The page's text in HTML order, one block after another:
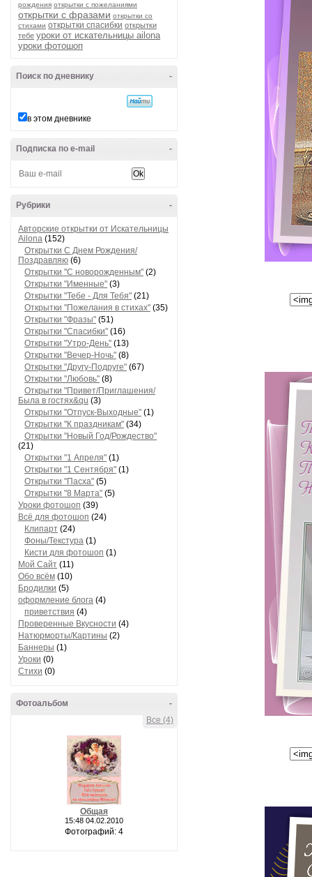
рождения открытки с пожеланиями
открытки с фразами открытки со
стихами открытки спасибки открытки
тебе уроки от искательницы ailona
уроки фотошоп
-
Поиск по дневнику
в этом дневнике
-
Подписка по e-mail
-
Рубрики
Авторские открытки от Искательницы
Ailona (152)
Открытки С Днем Рождения/
Поздравляю (6)
Открытки "С новорожденным" (2)
Открытки "Именные" (3)
Открытки "Тебе - Для Тебя" (21)
Открытки "Пожелания в стихах" (35)
Открытки "Фразы" (51)
Открытки "Спасибки" (16)
Открытки "Утро-День" (13)
Открытки "Вечер-Ночь" (8)
Открытки "Другу-Подруге" (67)
Открытки "Любовь" (8)
Открытки "Привет/Приглашения/
Была в гостях&qu (3)
Открытки "Отпуск-Выходные" (1)
Открытки "К праздникам" (34)
Открытки "Новый Год/Рождество"
(21)
Открытки "1 Апреля" (1)
Открытки "1 Сентября" (1)
Открытки "Пасха" (5)
Открытки "8 Марта" (5)
Уроки фотошоп (39)
Всё для фотошоп (24)
Клипарт (24)
Фоны/Текстура (1)
Кисти для фотошоп (1)
Мой Сайт (11)
Обо всём (10)
Бродилки (5)
оформление блога (4)
приветствия (4)
Проверенные Вкусности (4)
Натюрморты/Картины (2)
Баннеры (1)
Уроки (0)
Стихи (0)
-
Фотоальбом
Все (4)
Общая
15:48 04.02.2010
Фотографий: 4